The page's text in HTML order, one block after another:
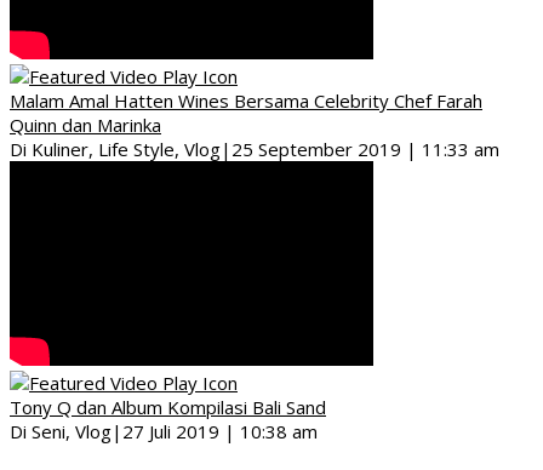
Malam Amal Hatten Wines Bersama Celebrity Chef Farah
Quinn dan Marinka
Di Kuliner, Life Style, Vlog| 25 September 2019 | 11:33 am
Tony Q dan Album Kompilasi Bali Sand
Di Seni, Vlog| 27 Juli 2019 | 10:38 am